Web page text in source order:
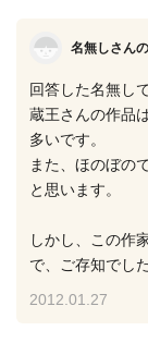
名無しさん
回答した名無し
蔵王さんの作品
多いです。
また、ほのぼの
と思います。
しかし、この作
で、ご存知でし
2012.01.27